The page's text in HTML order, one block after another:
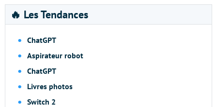
🔥 Les Tendances
ChatGPT
Aspirateur robot
ChatGPT
Livres photos
Switch 2